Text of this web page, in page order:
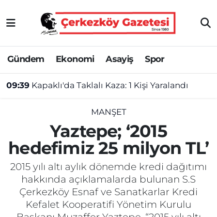
Gündem Ekonomi Asayiş Spor
09:39 Kapaklı'da Taklalı Kaza: 1 Kişi Yaralandı
MANŞET
Yaztepe; ‘2015
hedefimiz 25 milyon TL’
2015 yılı altı aylık dönemde kredi dağıtımı
hakkında açıklamalarda bulunan S.S
Çerkezköy Esnaf ve Sanatkarlar Kredi
Kefalet Kooperatifi Yönetim Kurulu
Asayiş
Ekonomi
Gündem
Kültür&Sanat
Manşet
SAĞLIK
Spor
Tekirdağ Nöbetçi Eczaneler
Tekirdağ Hava Durumu
Tekirdağ Namaz Vakitleri
Tekirdağ Trafik Yoğunluk Haritası
Süper Lig Puan Durumu ve Fikstür
Tüm Manşetler
Son Dakika Haberleri
Haber Arşivi